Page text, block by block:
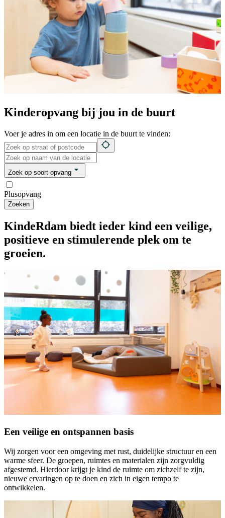
Kinderopvang bij jou in de buurt
Voer je adres in om een locatie in de buurt te vinden:
Zoek op soort opvang
Plusopvang
Zoeken
KindeRdam biedt ieder kind een veilige,
positieve en stimulerende plek om te
groeien.
Een veilige en ontspannen basis
Wij zorgen voor een omgeving met rust, duidelijke structuur en een
warme sfeer. De groepen, ruimtes en materialen zijn zorgvuldig
afgestemd. Hierdoor krijgt je kind de ruimte om zichzelf te zijn,
nieuwe ervaringen op te doen en zich in eigen tempo te
ontwikkelen.